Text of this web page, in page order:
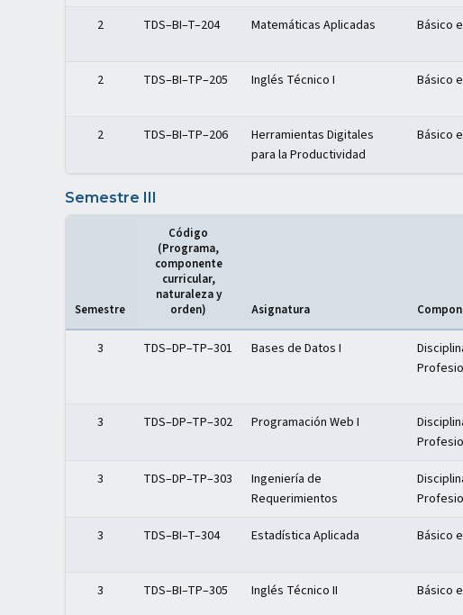
2 TDS–BI–T–204 Matemáticas Aplicadas Básico
2 TDS–BI–TP–205 Inglés Técnico I Básico
2 TDS–BI–TP–206
Herramientas Digitales
para la Productividad
Básico
Semestre III
Distribución del plan de estudios — Semestre III
Semestre
Código
(Programa,
componente
curricular,
naturaleza y
orden)
Asignatura
3 TDS–DP–TP–301 Bases de Datos I
3 TDS–DP–TP–302 Programación Web I
3 TDS–DP–TP–303
Ingeniería de
Requerimientos
3 TDS–BI–T–304 Estadística Aplicada Básico
3 TDS–BI–TP–305 Inglés Técnico II Básico